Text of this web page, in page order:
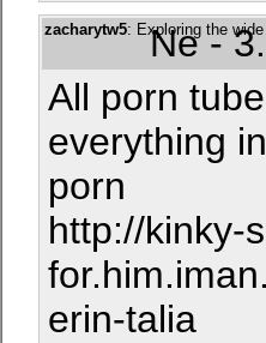
zacharytw5: Exploring the
Ne -
All porn
everything
porn
http://kinky-
erin-talia